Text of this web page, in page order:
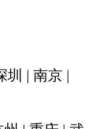
圳 | 南京 |